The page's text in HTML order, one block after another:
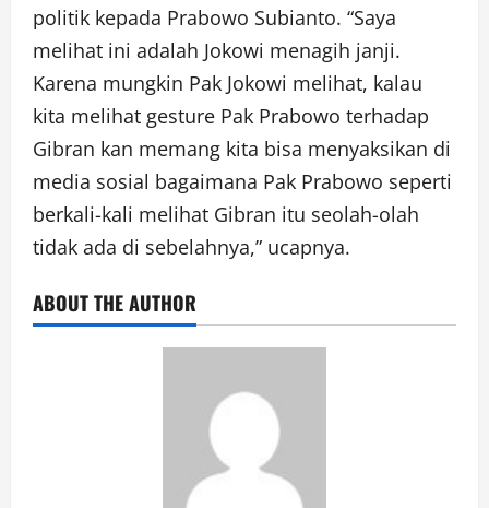
politik kepada Prabowo Subianto. “Saya
melihat ini adalah Jokowi menagih janji.
Karena mungkin Pak Jokowi melihat, kalau
kita melihat gesture Pak Prabowo terhadap
Gibran kan memang kita bisa menyaksikan di
media sosial bagaimana Pak Prabowo seperti
berkali-kali melihat Gibran itu seolah-olah
tidak ada di sebelahnya,” ucapnya.
ABOUT THE AUTHOR